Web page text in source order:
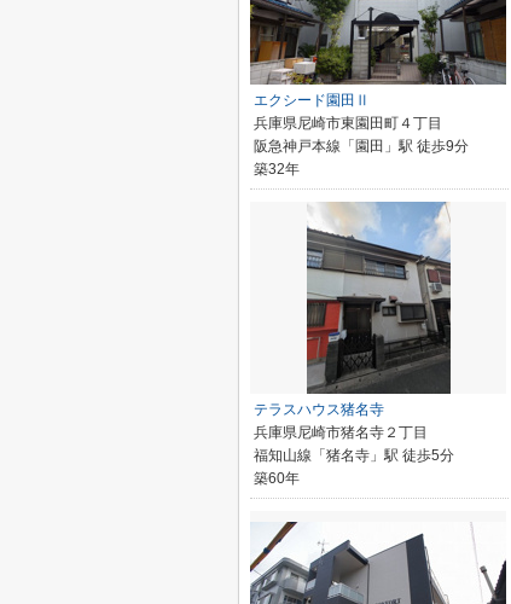
エクシード園田Ⅱ
兵庫県尼崎市東園田町４丁目
阪急神戸本線「園田」駅 徒歩9分
築32年
テラスハウス猪名寺
兵庫県尼崎市猪名寺２丁目
福知山線「猪名寺」駅 徒歩5分
築60年